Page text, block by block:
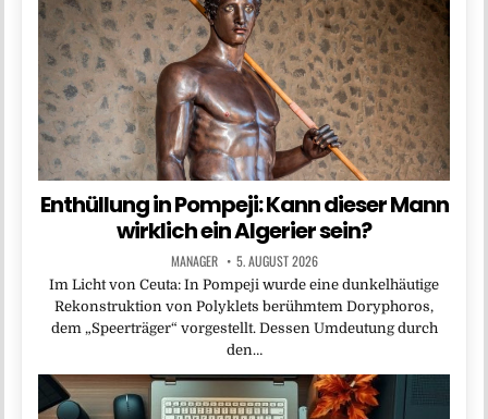
Enthüllung in Pompeji: Kann dieser Mann
wirklich ein Algerier sein?
MANAGER 5. AUGUST 2026
Im Licht von Ceuta: In Pompeji wurde eine dunkelhäutige
Rekonstruktion von Polyklets berühmtem Doryphoros,
dem „Speerträger“ vorgestellt. Dessen Umdeutung durch
den…